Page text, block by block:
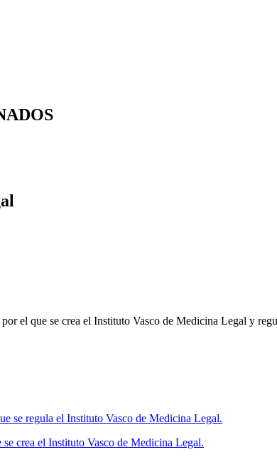
el que se crea el Instituto Vasco de Medicina Legal y
se regula el Instituto Vasco de Medicina Legal.
crea el Instituto Vasco de Medicina Legal.